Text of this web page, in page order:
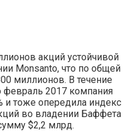
акций устойчивой
Monsanto, что по общей
миллионов. В течение
февраль 2017 компания
и тоже опередила индекс
во владении Баффета
$2,2 млрд.